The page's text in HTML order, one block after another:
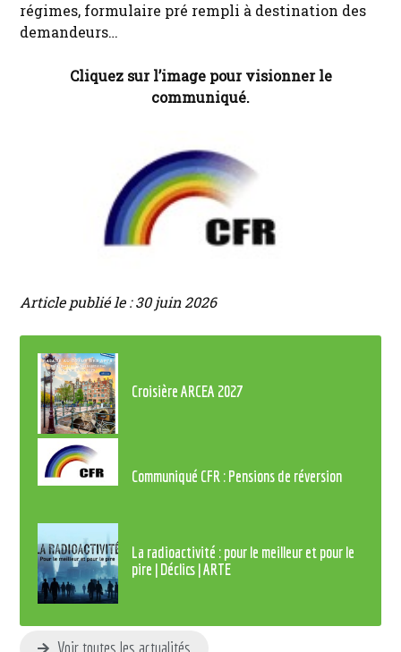
régimes, formulaire pré rempli à destination des
demandeurs…
Cliquez sur l’image pour visionner le
communiqué.
Article publié le : 30 juin 2026
Croisière ARCEA 2027
Communiqué CFR : Pensions de réversion
La radioactivité : pour le meilleur et pour le
pire | Déclics | ARTE